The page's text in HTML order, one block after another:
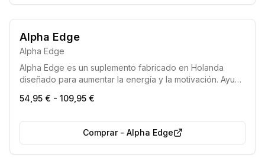
7 de cada 10 eligen esto
Alpha Edge
Alpha Edge
Alpha Edge es un suplemento fabricado en Holanda
diseñado para aumentar la energía y la motivación. Ayuda
tarro proporcionando un suministro para 30 días.
54,95 € - 109,95 €
Comprar- Alpha Edge